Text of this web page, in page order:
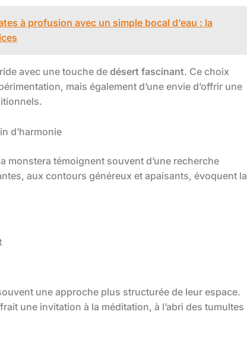
à profusion avec un simple bocal d’eau : la
avec une touche de désert fascinant. Ce choix
mais également d’une envie d’offrir une
d’harmonie
monstera témoignent souvent d’une recherche
aux contours généreux et apaisants, évoquent la
une approche plus structurée de leur espace.
une invitation à la méditation, à l’abri des tumultes